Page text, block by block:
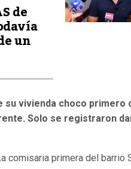
de
un
su vivienda choco
Solo se registraron
comisaria primera del barrio